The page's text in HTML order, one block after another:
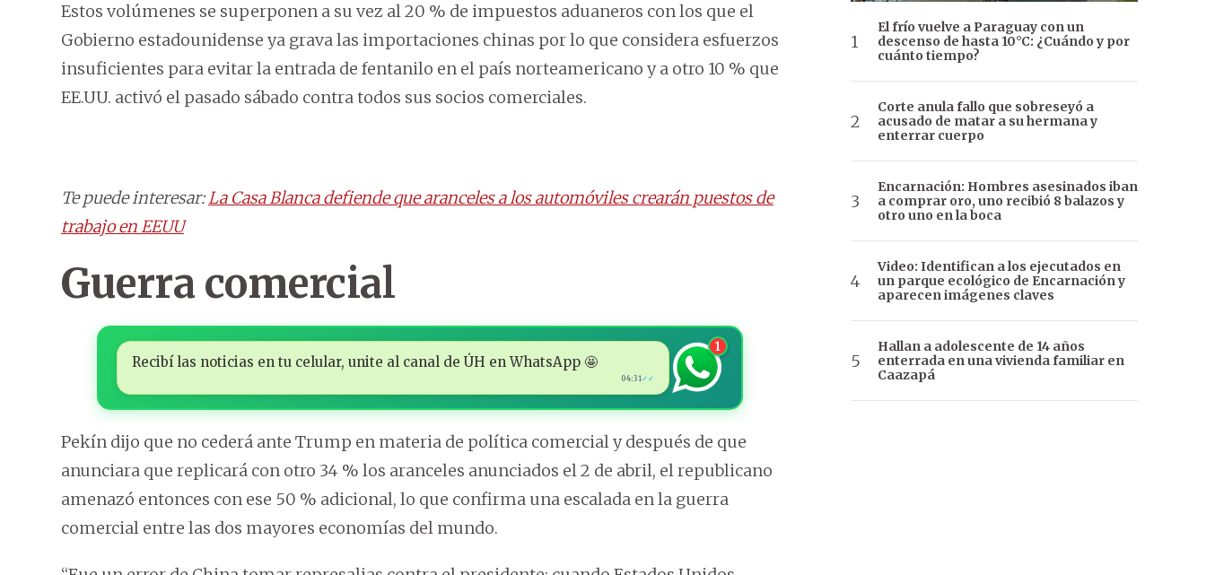
Estos volúmenes se superponen a su vez al 20 % de impuestos aduaneros con los que el
Gobierno estadounidense ya grava las importaciones chinas por lo que considera esfuerzos
insuficientes para evitar la entrada de fentanilo en el país norteamericano y a otro 10 % que
EE.UU. activó el pasado sábado contra todos sus socios comerciales.
Te puede interesar:La Casa Blanca defiende que aranceles a los automóviles crearán puestos de
trabajo en EEUU
Guerra comercial
Recibí las noticias en tu celular, unite al canal de ÚH en WhatsApp 🤩
04:31✓✓
1
Pekín dijo que no cederá ante Trump en materia de política comercial y después de que
anunciara que replicará con otro 34 % los aranceles anunciados el 2 de abril, el republicano
amenazó entonces con ese 50 % adicional, lo que confirma una escalada en la guerra
comercial entre las dos mayores economías del mundo.
El frío vuelve a Paraguay con un
descenso de hasta 10°C: ¿Cuándo y por
cuánto tiempo?
Corte anula fallo que sobreseyó a
acusado de matar a su hermana y
enterrar cuerpo
Encarnación: Hombres asesinados iban
a comprar oro, uno recibió 8 balazos y
otro uno en la boca
Video: Identifican a los ejecutados en
un parque ecológico de Encarnación y
aparecen imágenes claves
Hallan a adolescente de 14 años
enterrada en una vivienda familiar en
Caazapá